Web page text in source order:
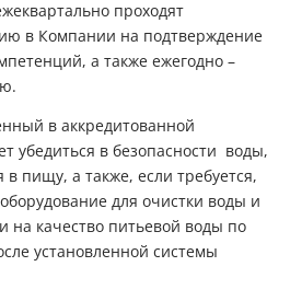
проходят
в Компании на подтверждение
а также ежегодно –
в аккредитованной
убедиться в безопасности
воды,
в пищу, а также, если требуется,
для очистки воды и
на качество питьевой воды по
установленной системы